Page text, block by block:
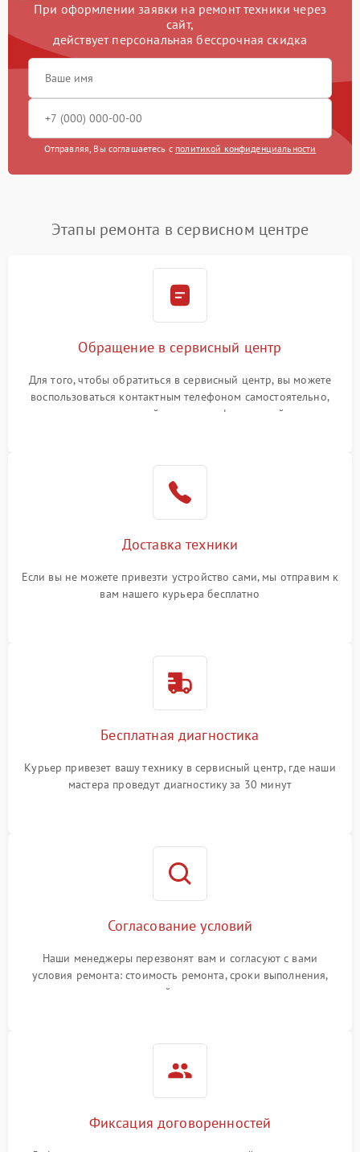
При оформлении заявки на ремонт техники через
сайт,
действует персональная бессрочная скидка
Отправляя, Вы соглашаетесь с политикой конфиденциальности
Этапы ремонта в сервисном центре
Обращение в сервисный центр
Для того, чтобы обратиться в сервисный центр, вы можете
воспользоваться контактным телефоном самостоятельно,
или оставить свой номер телефона на сайте
Доставка техники
Если вы не можете привезти устройство сами, мы отправим к
вам нашего курьера бесплатно
Бесплатная диагностика
Курьер привезет вашу технику в сервисный центр, где наши
мастера проведут диагностику за 30 минут
Согласование условий
Наши менеджеры перезвонят вам и согласуют с вами
условия ремонта: стоимость ремонта, сроки выполнения,
гарантийные условия
Фиксация договоренностей